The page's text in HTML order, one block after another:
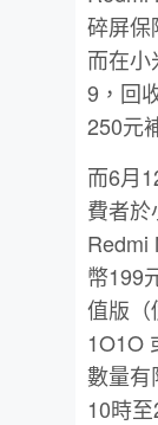
碎屏保
而在
9，回
250元
而6月
費者
Redmi
幣199
值版（
1O1O
數量有
10時